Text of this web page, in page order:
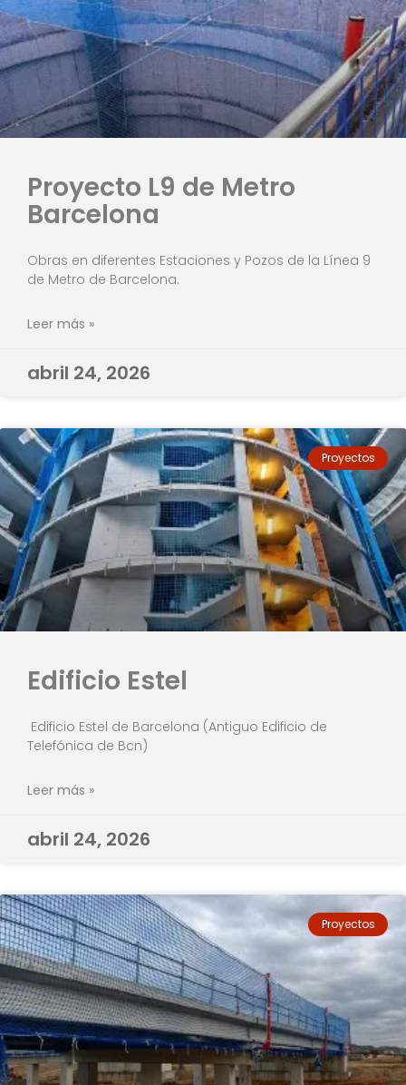
Proyecto L9 de Metro
Barcelona
Obras en diferentes Estaciones y Pozos de la Línea 9
de Metro de Barcelona.
Leer más »
abril 24, 2026
Proyectos
Edificio Estel
Edificio Estel de Barcelona (Antiguo Edificio de
Telefónica de Bcn)
Leer más »
abril 24, 2026
Proyectos